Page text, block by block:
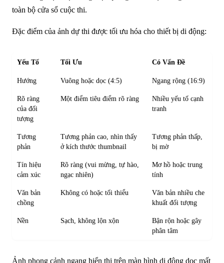
toàn bộ cửa sổ cuộc thi.
Đặc điểm của ảnh dự thi được tối ưu hóa cho thiết bị di động:
Yếu Tố Tối Ưu Có Vấn Đề
Hướng Vuông hoặc dọc (4:5) Ngang rộng (16:9)
Rõ ràng
của đối
tượng
Một điểm tiêu điểm rõ ràng
Nhiều yếu tố cạnh
tranh
Tương
phản
Tương phản cao, nhìn thấy
ở kích thước thumbnail
Tương phản thấp,
bị mờ
Tín hiệu
cảm xúc
Rõ ràng (vui mừng, tự hào,
ngạc nhiên)
Mơ hồ hoặc trung
tính
Văn bản
chồng
Không có hoặc tối thiểu
Văn bản nhiều che
khuất đối tượng
Nền Sạch, không lộn xộn
Bận rộn hoặc gây
phân tâm
Ảnh phong cảnh ngang hiển thị trên màn hình di động dọc mất